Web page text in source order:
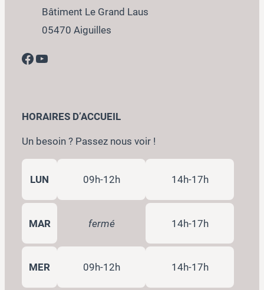
Bâtiment Le Grand Laus
05470 Aiguilles
Facebook YouTube
HORAIRES D’ACCUEIL
Un besoin ? Passez nous voir !
LUN 09h-12h 14h-17h
MAR fermé 14h-17h
MER 09h-12h 14h-17h